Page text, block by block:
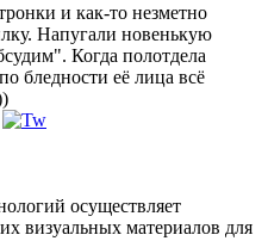
и как-то незметно
Напугали новенькую
Когда полотдела
бледности её лица всё
осуществляет
визуальных материалов для